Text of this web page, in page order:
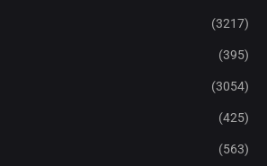
(3217)
(395)
(3054)
(425)
(563)